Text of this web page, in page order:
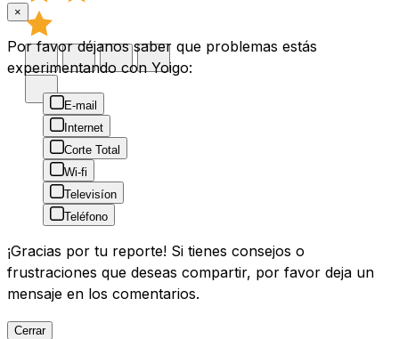
×
Por favor déjanos saber que problemas estás
experimentando con Yoigo:
E-mail
Internet
Corte Total
Wi-fi
Televisíon
Teléfono
¡Gracias por tu reporte! Si tienes consejos o
frustraciones que deseas compartir, por favor deja un
mensaje en los comentarios.
Cerrar